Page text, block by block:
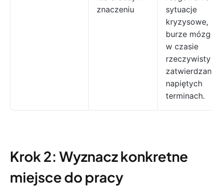
znaczeniu
sytuacje
kryzysowe,
burze
w czasie
rzeczywistym
zatwierdzanie
napiętych
terminach.
Krok 2: Wyznacz konkretne
miejsce do pracy